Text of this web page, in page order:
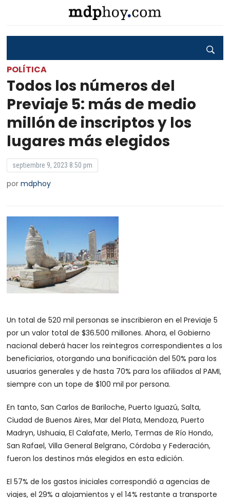
POLÍTICA
Todos los números del
Previaje 5: más de medio
millón de inscriptos y los
lugares más elegidos
septiembre 9, 2023 8:50 pm
pormdphoy
Un total de 520 mil personas se inscribieron en el Previaje 5
por un valor total de $36.500 millones. Ahora, el Gobierno
nacional deberá hacer los reintegros correspondientes a los
beneficiarios, otorgando una bonificación del 50% para los
usuarios generales y de hasta 70% para los afiliados al PAMI,
siempre con un tope de $100 mil por persona.
En tanto, San Carlos de Bariloche, Puerto Iguazú, Salta,
Ciudad de Buenos Aires, Mar del Plata, Mendoza, Puerto
Madryn, Ushuaia, El Calafate, Merlo, Termas de Río Hondo,
San Rafael, Villa General Belgrano, Córdoba y Federación,
fueron los destinos más elegidos en esta edición.
El 57% de los gastos iniciales correspondió a agencias de
viajes, el 29% a alojamientos y el 14% restante a transporte